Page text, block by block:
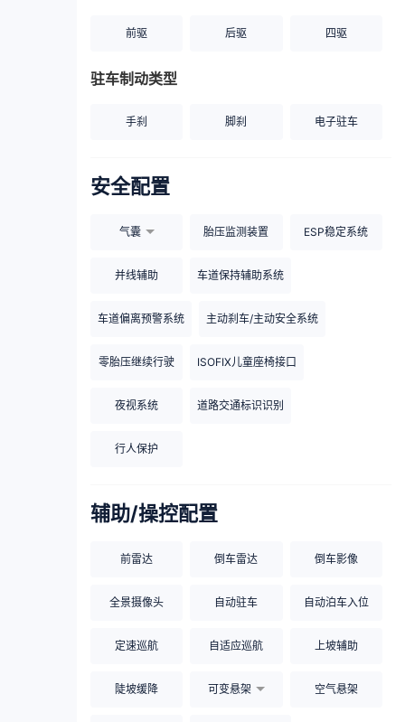
前驱 后驱 四驱
驻车制动类型
手刹 脚刹 电子驻车
安全配置
气囊 胎压监测装置 ESP稳定系统
并线辅助 车道保持辅助系统
车道偏离预警系统 主动刹车/主动安全系统
零胎压继续行驶 ISOFIX儿童座椅接口
夜视系统 道路交通标识识别
行人保护
辅助/操控配置
前雷达 倒车雷达 倒车影像
全景摄像头 自动驻车 自动泊车入位
定速巡航 自适应巡航 上坡辅助
陡坡缓降 可变悬架 空气悬架